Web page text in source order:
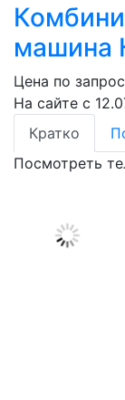
машина
Цена по
На сайте с
Кратко
Посмотреть